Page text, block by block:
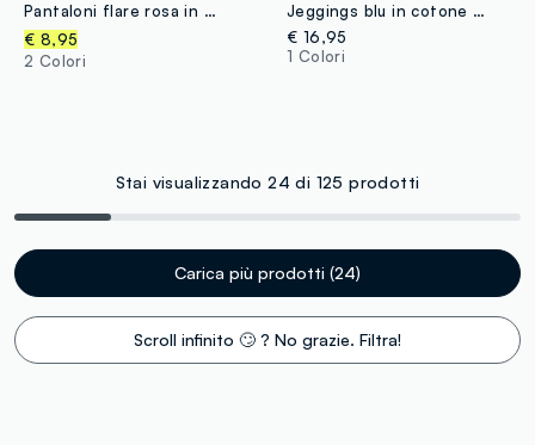
Pantaloni flare rosa in cotone organico elasticizzato per bimba
€ 8,95
2 Colori
Jeggings blu in cotone elasticizzato flare fit con brillantini per bimba
€ 16,95
1 Colori
Stai visualizzando 24 di 125 prodotti
Carica più prodotti (24)
Scroll infinito 🙄 ? No grazie. Filtra!